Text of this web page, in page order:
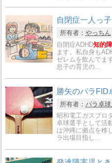
自閉症一人っ
所有者： やっちん
自閉症ADHD知的
ます。私自身も
ゼレムを飲んでま
息子の育児の…
勝矢のパラFID
所有者： パラ卓球
昭和電工ガスプロ
卓球選手として活
は沖縄に拠点を移
ラ出場目指し…